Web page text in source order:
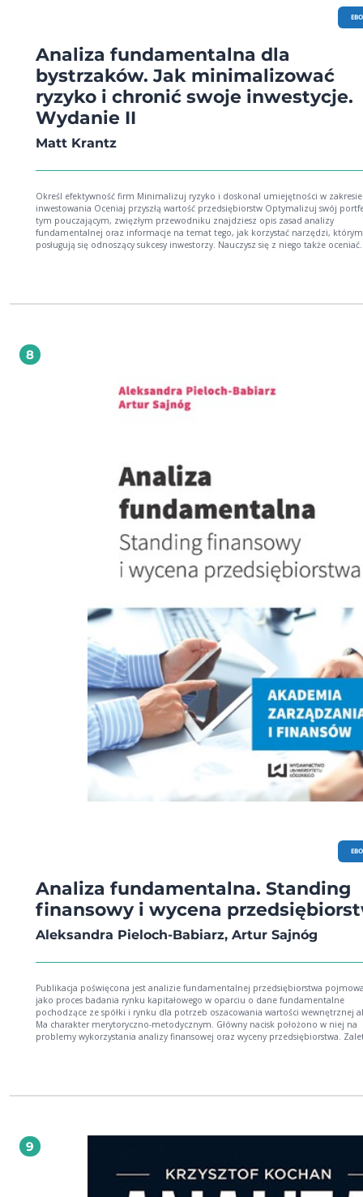
Analiza fundamentalna dla
bystrzaków. Jak minimalizować
ryzyko i chronić swoje inwestycje.
Wydanie II
Matt Krantz
Określ efektywność firm Minimalizuj ryzyko i doskonal umiejętności w zakresie
inwestowania Oceniaj przyszłą wartość przedsiębiorstw Optymalizuj swój portfel! W
tym pouczającym, zwięzłym przewodniku znajdziesz opis zasad analizy
fundamentalnej oraz informacje na temat tego, jak korzystać narzędzi,
posługują się odnoszący sukcesy inwestorzy. Nauczysz się z niego także oceniać
narzędziach online o sygnałach kupna i sprzedaży o istotności trendów
8
Analiza fundamentalna. Standing
finansowy i wycena
Aleksandra Pieloch-Babiarz, Artur Sajnóg
Publikacja poświęcona jest analizie fundamentalnej przedsiębiorstwa
jako proces badania rynku kapitałowego w oparciu o dane fundamentalne
pochodzące ze spółki i rynku dla potrzeb oszacowania wartości wewnętrznej
Ma charakter merytoryczno-metodycznym. Główny nacisk położono w niej na
problemy wykorzystania analizy finansowej oraz wyceny przedsiębiorstwa.
syntetyczne ujęcie najważniejszych problemów, dylematów i sposobów wyboru
najczęściej prezentowanej w literaturze przedmiotu i stosowanej w praktyce.
wartość naukową i dydaktyczną, stanowiąc bazę wiedzy dla studentów
ekonomicznych i zarządzania, a także porządkując i wzbogacając wiedzę
przedstawicieli praktyki gospodarczej oraz początkujących inwestorów,
podstawowych rozwiązań w zakresie przeprowadzania analizy finansowej i
9